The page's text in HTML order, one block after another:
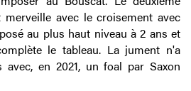
avec le croisement avec
au plus haut niveau à 2 ans et
le tableau. La jument n'a
en 2021, un foal par Saxon